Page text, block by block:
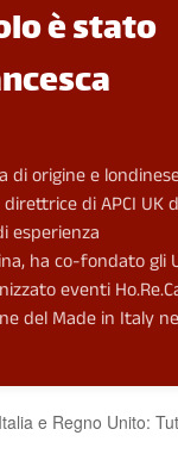
è stato
di origine e
di APCI UK
esperienza
ha co-fondato gli
eventi
del Made in Italy
e Regno Unito: